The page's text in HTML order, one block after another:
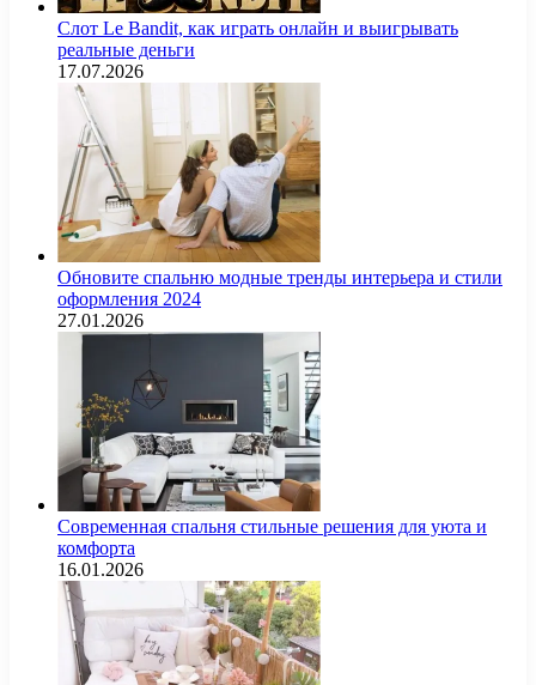
Слот Le Bandit, как играть онлайн и выигрывать
реальные деньги
17.07.2026
Обновите спальню модные тренды интерьера и стили
оформления 2024
27.01.2026
Современная спальня стильные решения для уюта и
комфорта
16.01.2026